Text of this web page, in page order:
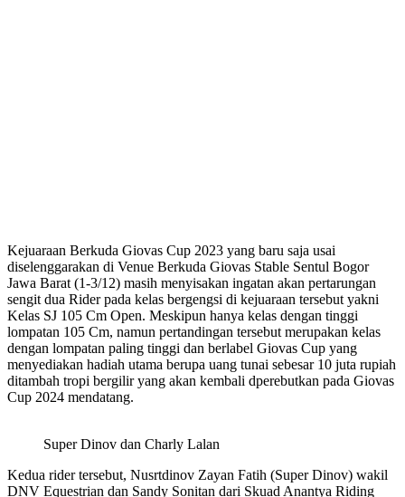
Kejuaraan Berkuda Giovas Cup 2023 yang baru saja usai
diselenggarakan di Venue Berkuda Giovas Stable Sentul Bogor
Jawa Barat (1-3/12) masih menyisakan ingatan akan pertarungan
sengit dua Rider pada kelas bergengsi di kejuaraan tersebut yakni
Kelas SJ 105 Cm Open. Meskipun hanya kelas dengan tinggi
lompatan 105 Cm, namun pertandingan tersebut merupakan kelas
dengan lompatan paling tinggi dan berlabel Giovas Cup yang
menyediakan hadiah utama berupa uang tunai sebesar 10 juta rupiah
ditambah tropi bergilir yang akan kembali dperebutkan pada Giovas
Cup 2024 mendatang.
Super Dinov dan Charly Lalan
Kedua rider tersebut, Nusrtdinov Zayan Fatih (Super Dinov) wakil
DNV Equestrian dan Sandy Sonitan dari Skuad Anantya Riding